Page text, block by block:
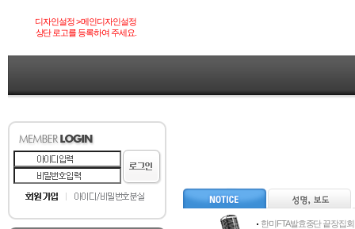
디자인설정 > 메인디자인설정
상단 로고를 등록하여 주세요.
한미FTA발효중단 끝장집회